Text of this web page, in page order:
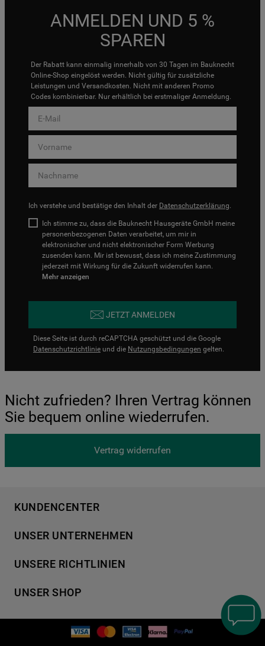
ANMELDEN UND 5 %
SPAREN
Der Rabatt kann einmalig innerhalb von 30 Tagen im Bauknecht
Online-Shop eingelöst werden. Nicht gültig für zusätzliche
Leistungen und Versandkosten. Nicht mit anderen Promo
Codes kombinierbar. Nur erhältlich bei erstmaliger Anmeldung.
Ich verstehe und bestätige den Inhalt der Datenschutzerklärung.
Ich stimme zu, dass die Bauknecht Hausgeräte GmbH meine
personenbezogenen Daten verarbeitet, um mir in
elektronischer und nicht elektronischer Form Werbung
zusenden kann. Mir ist bewusst, dass ich meine Zustimmung
jederzeit mit Wirkung für die Zukunft widerrufen kann.
Mehr anzeigen
JETZT ANMELDEN
Diese Seite ist durch reCAPTCHA geschützt und die Google
Datenschutzrichtlinie und die Nutzungsbedingungen gelten.
Nicht zufrieden? Ihren Vertrag können
Sie bequem online wiederrufen.
Vertrag widerrufen
KUNDENCENTER
Händlersuche
Häufige Fragen
Kontakt
UNSER UNTERNEHMEN
Für Händler
Karriere
UNSERE RICHTLINIEN
Cookies
UNSER SHOP
Geschirrspüler